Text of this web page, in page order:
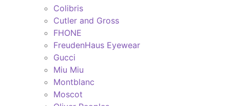
Colibris
Cutler and Gross
FHONE
FreudenHaus Eyewear
Gucci
Miu Miu
Montblanc
Moscot